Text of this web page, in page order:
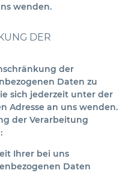
wenden.
DER
der
Daten zu
sich jederzeit unter der
Adresse an uns wenden.
der Verarbeitung
Ihrer bei uns
Daten